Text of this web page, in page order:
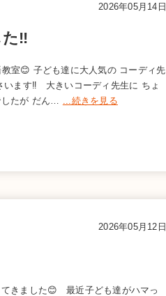
2026年05月14日
‼️
教室😊 子ども達に大人気の コーディ先
います‼️ 大きいコーディ先生に ちょ
したが だん…
...続きを見る
2026年05月12日
きました😊 最近子ども達がハマっ